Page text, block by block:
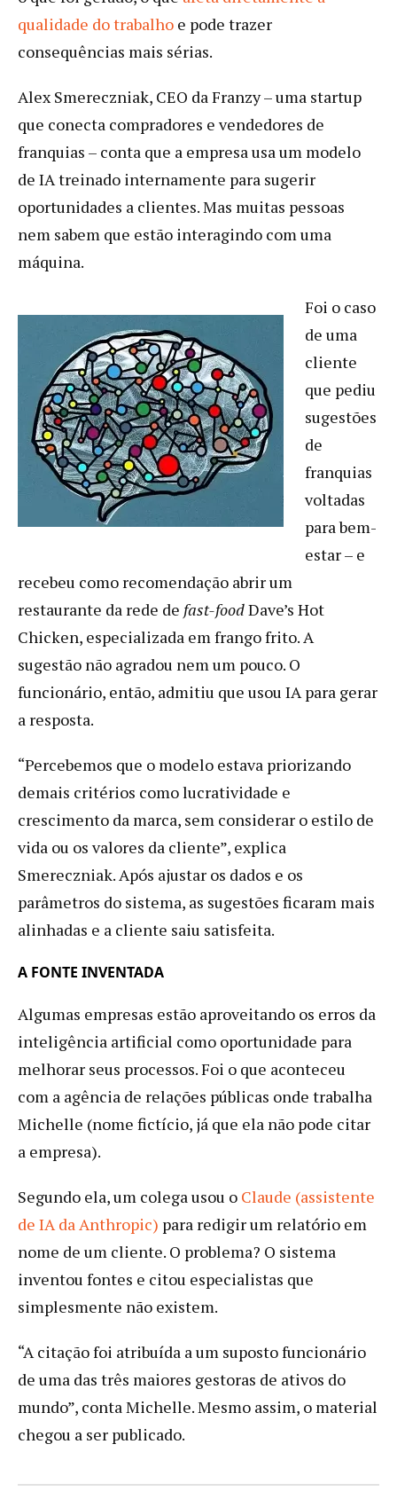
qualidade do trabalho e pode trazer
consequências mais sérias.
Alex Smereczniak, CEO da Franzy – uma startup
que conecta compradores e vendedores de
franquias – conta que a empresa usa um modelo
de IA treinado internamente para sugerir
oportunidades a clientes. Mas muitas pessoas
nem sabem que estão interagindo com uma
máquina.
Foi o caso
de uma
cliente
que pediu
sugestões
de
franquias
voltadas
para bem-
estar – e
recebeu como recomendação abrir um
restaurante da rede de fast-foodDave’s Hot
Chicken, especializada em frango frito. A
sugestão não agradou nem um pouco. O
funcionário, então, admitiu que usou IA para gerar
a resposta.
“Percebemos que o modelo estava priorizando
demais critérios como lucratividade e
crescimento da marca, sem considerar o estilo de
vida ou os valores da cliente”, explica
Smereczniak. Após ajustar os dados e os
parâmetros do sistema, as sugestões ficaram mais
alinhadas e a cliente saiu satisfeita.
A FONTE INVENTADA
Algumas empresas estão aproveitando os erros da
inteligência artificial como oportunidade para
melhorar seus processos. Foi o que aconteceu
com a agência de relações públicas onde trabalha
Michelle (nome fictício, já que ela não pode citar
a empresa).
Segundo ela, um colega usou o Claude (assistente
de IA da Anthropic) para redigir um relatório em
nome de um cliente. O problema? O sistema
inventou fontes e citou especialistas que
simplesmente não existem.
“A citação foi atribuída a um suposto funcionário
de uma das três maiores gestoras de ativos do
mundo”, conta Michelle. Mesmo assim, o material
chegou a ser publicado.